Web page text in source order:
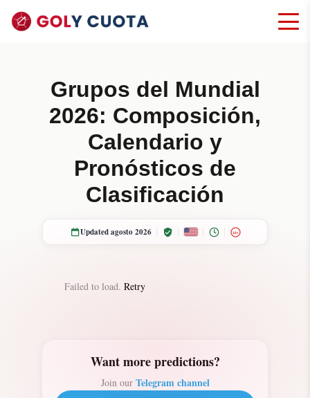
Grupos del Mundial
2026: Composición,
Calendario y
Pronósticos de
Clasificación
Updated agosto 2026 18+
Failed to load. Retry
Want more predictions?
Join our Telegram channel